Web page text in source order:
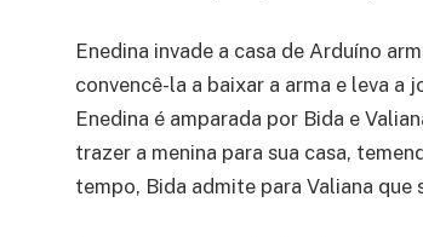
Enedina invade a casa de Arduíno
convencê-la a baixar a arma e leva a
Enedina é amparada por Bida e
trazer a menina para sua casa,
tempo, Bida admite para Valiana